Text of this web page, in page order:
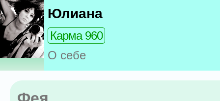
Юлиана
Карма 960
О себе